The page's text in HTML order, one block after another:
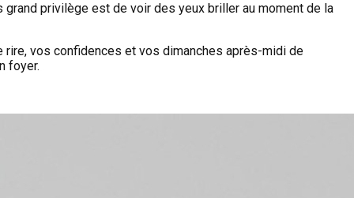
privilège est de voir des yeux briller au moment de la
vos confidences et vos dimanches après-midi de
foyer.